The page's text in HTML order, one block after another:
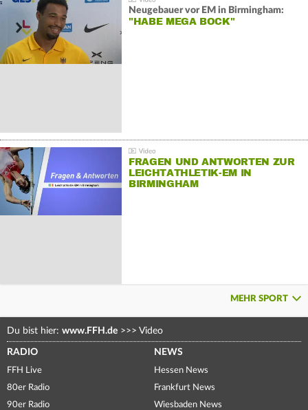
Neugebauer vor EM in Birmingham:
"HABE MEGA BOCK"
FRAGEN UND ANTWORTEN ZUR
LEICHTATHLETIK-EM IN
BIRMINGHAM
MEHR SPORT
Du bist hier: www.FFH.de >>> Video
RADIO
FFH Live
80er Radio
90er Radio
NEWS
Hessen News
Frankfurt News
Wiesbaden News